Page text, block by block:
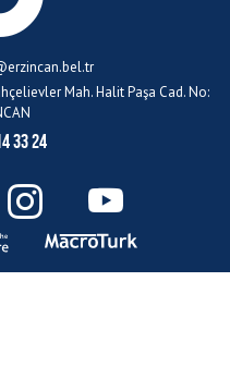
Mah. Halit Paşa Cad. No:
33 24